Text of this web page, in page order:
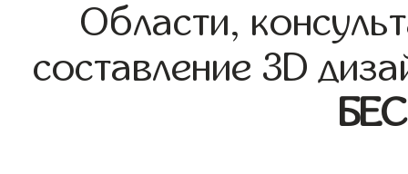
Области,
составление 3D